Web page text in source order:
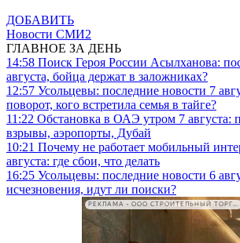
ДОБАВИТЬ
Новости СМИ2
ГЛАВНОЕ ЗА ДЕНЬ
14:58 Поиск Героя России Асылханова:
августа, бойца держат в заложниках?
12:57 Усольцевы: последние новости 7
поворот, кого встретила семья в тайге?
11:22 Обстановка в ОАЭ утром 7 августа:
взрывы, аэропорты, Дубай
10:21 Почему не работает мобильный
августа: где сбои, что делать
16:25 Усольцевы: последние новости 6
исчезновения, идут ли поиски?
РЕКЛАМА • ООО СТРОИТЕЛЬНЫЙ ТОРГОВЫЙ ДОМ «ПЕТРОВИЧ». ИНН: 7802348846